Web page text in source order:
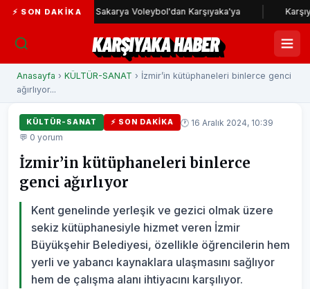
⚡ SON DAKIKASakarya Voleybol'dan Karşıyaka'ya Karşıyaka
KARŞIYAKA HABER
Anasayfa › KÜLTÜR-SANAT › İzmir’in kütüphaneleri binlerce genci
ağırlıyor...
KÜLTÜR-SANAT ⚡ SON DAKIKA
🕐 16 Aralık 2024, 10:39
💬 0 yorum
İzmir’in kütüphaneleri binlerce
genci ağırlıyor
Kent genelinde yerleşik ve gezici olmak üzere
sekiz kütüphanesiyle hizmet veren İzmir
Büyükşehir Belediyesi, özellikle öğrencilerin hem
yerli ve yabancı kaynaklara ulaşmasını sağlıyor
hem de çalışma alanı ihtiyacını karşılıyor.